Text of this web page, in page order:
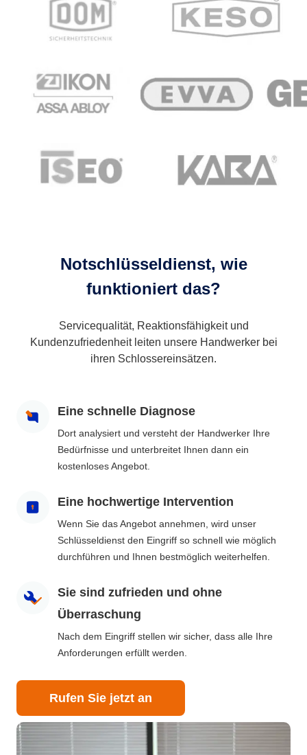
Notschlüsseldienst, wie
funktioniert das?
Servicequalität, Reaktionsfähigkeit und
Kundenzufriedenheit leiten unsere Handwerker bei
ihren Schlossereinsätzen.
Eine schnelle Diagnose
Dort analysiert und versteht der Handwerker Ihre
Bedürfnisse und unterbreitet Ihnen dann ein
kostenloses Angebot.
Eine hochwertige Intervention
Wenn Sie das Angebot annehmen, wird unser
Schlüsseldienst den Eingriff so schnell wie möglich
durchführen und Ihnen bestmöglich weiterhelfen.
Sie sind zufrieden und ohne
Überraschung
Nach dem Eingriff stellen wir sicher, dass alle Ihre
Anforderungen erfüllt werden.
Rufen Sie jetzt an